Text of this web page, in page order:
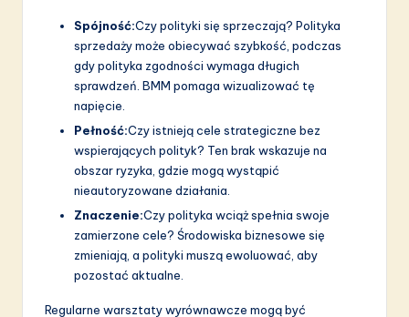
Spójność:Czy polityki się sprzeczają? Polityka
sprzedaży może obiecywać szybkość, podczas
gdy polityka zgodności wymaga długich
sprawdzeń. BMM pomaga wizualizować tę
napięcie.
Pełność:Czy istnieją cele strategiczne bez
wspierających polityk? Ten brak wskazuje na
obszar ryzyka, gdzie mogą wystąpić
nieautoryzowane działania.
Znaczenie:Czy polityka wciąż spełnia swoje
zamierzone cele? Środowiska biznesowe się
zmieniają, a polityki muszą ewoluować, aby
pozostać aktualne.
Regularne warsztaty wyrównawcze mogą być